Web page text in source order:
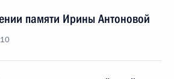
памяти Ирины Антоновой